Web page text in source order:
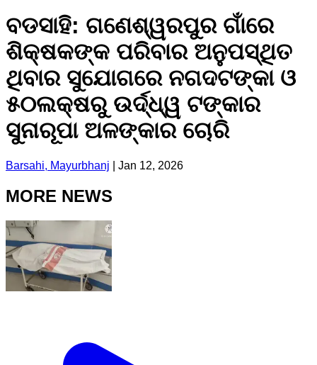
ବଡସାହି: ଗଣେଶ୍ୱରପୁର ଗାଁରେ
ଶିକ୍ଷକଙ୍କ ପରିବାର ଅନୁପସ୍ଥିତ
ଥିବାର ସୁଯୋଗରେ ନଗଦଟଙ୍କା ଓ
୫୦ଲକ୍ଷରୁ ଉର୍ଦ୍ଧ୍ୱ ଟଙ୍କାର
ସୁନାରୂପା ଅଳଙ୍କାର ଚୋରି
Barsahi, Mayurbhanj Jan 12, 2026
MORE NEWS